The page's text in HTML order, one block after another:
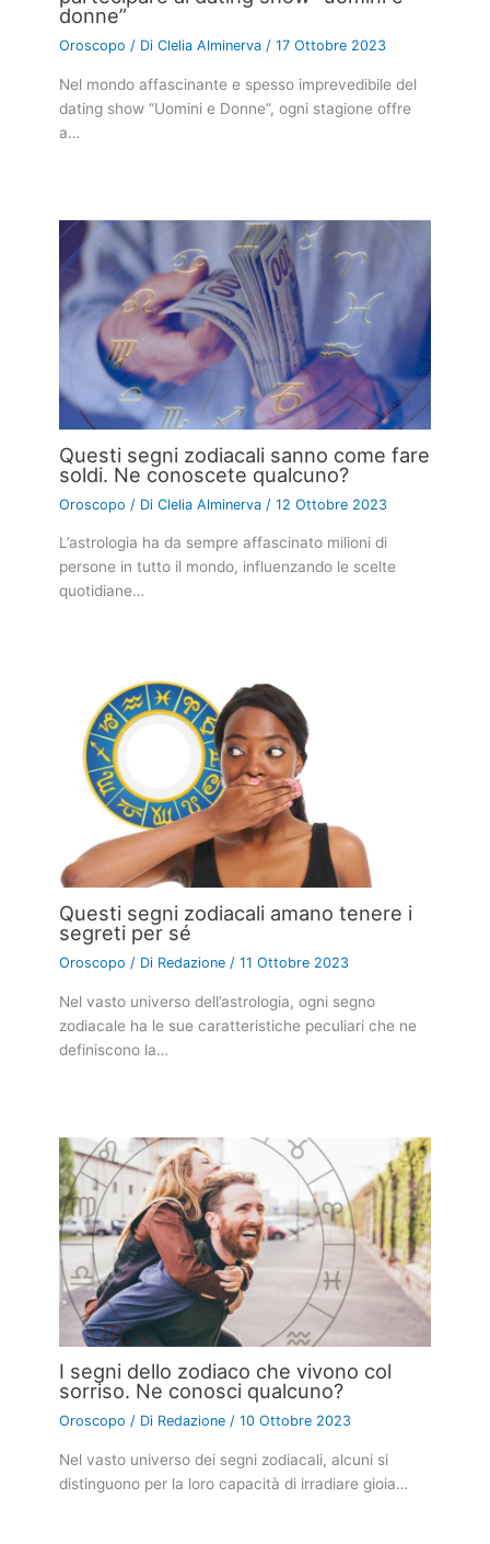
donne”
Oroscopo / DiClelia Alminerva/17 Ottobre 2023
Nel mondo affascinante e spesso imprevedibile del
dating show “Uomini e Donne”, ogni stagione offre
a…
Questi segni zodiacali sanno come fare
soldi. Ne conoscete qualcuno?
Oroscopo / DiClelia Alminerva /12 Ottobre 2023
L’astrologia ha da sempre affascinato milioni di
persone in tutto il mondo, influenzando le scelte
quotidiane…
Questi segni zodiacali amano tenere i
segreti per sé
Oroscopo / Di Redazione/11 Ottobre 2023
Nel vasto universo dell’astrologia, ogni segno
zodiacale ha le sue caratteristiche peculiari che ne
definiscono la…
I segni dello zodiaco che vivono col
sorriso. Ne conosci qualcuno?
Oroscopo / Di Redazione/10 Ottobre 2023
Nel vasto universo dei segni zodiacali, alcuni si
distinguono per la loro capacità di irradiare gioia…